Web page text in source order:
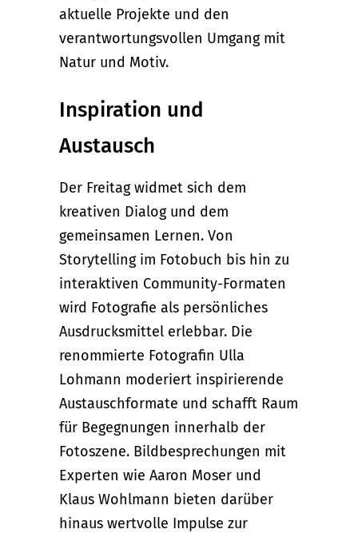
aktuelle Projekte und den
verantwortungsvollen Umgang mit
Natur und Motiv.
Inspiration und
Austausch
Der Freitag widmet sich dem
kreativen Dialog und dem
gemeinsamen Lernen. Von
Storytelling im Fotobuch bis hin zu
interaktiven Community-Formaten
wird Fotografie als persönliches
Ausdrucksmittel erlebbar. Die
renommierte Fotografin Ulla
Lohmann moderiert inspirierende
Austauschformate und schafft Raum
für Begegnungen innerhalb der
Fotoszene. Bildbesprechungen mit
Experten wie Aaron Moser und
Klaus Wohlmann bieten darüber
hinaus wertvolle Impulse zur